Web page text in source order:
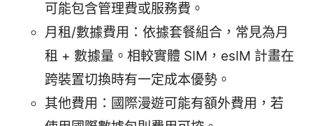
可能包含管理費或服務費。
月租/數據費用：依據套餐組合，常見為月
租 + 數據量。相較實體 SIM，esIM 計畫在
跨裝置切換時有一定成本優勢。
其他費用：國際漫遊可能有額外費用，若